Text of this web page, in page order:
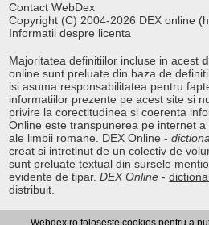
Contact WebDex
Copyright (C) 2004-2026 DEX online
Informatii despre licenta
Majoritatea definitiilor incluse in acest
online sunt preluate din baza de
isi asuma responsabilitatea pentru
informatiilor prezente pe acest site si
privire la corectitudinea si coerenta
Online este transpunerea pe internet
ale limbii romane. DEX Online -
creat si intretinut de un colectiv de
sunt preluate textual din sursele
evidente de tipar.DEX Online -
distribuit.
Webdex.ro foloseste cookies pentru a